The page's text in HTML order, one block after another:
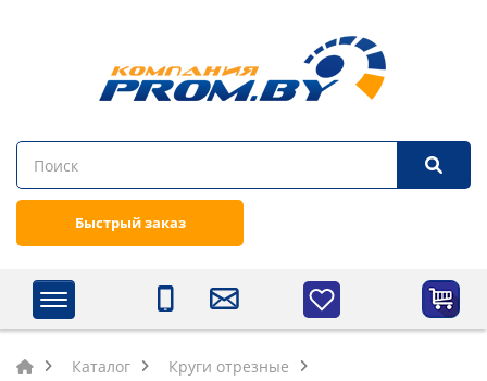
Быстрый заказ
Каталог
Круги отрезные